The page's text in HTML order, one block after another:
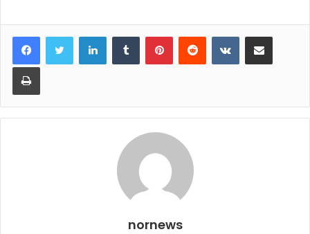
LinkedInTumblr PinterestReddit VKontakteShare via Email
Print
nornews